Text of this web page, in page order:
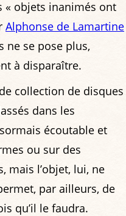
« objets inanimés ont
Alphonse de Lamartine
ne se pose plus,
à disparaître.
collection de disques
dans les
écoutable et
ou sur des
mais l’objet, lui, ne
par ailleurs, de
qu’il le faudra.